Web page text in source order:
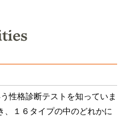
性格診断テストを知っていま
、１６タイプの中のどれかに